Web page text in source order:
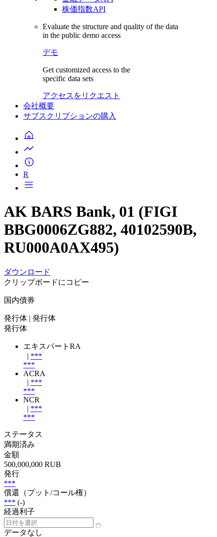
株価指数API
Evaluate the structure and quality of the data
in the public demo access
デモ
Get customized access to the
specific data sets
アクセスをリクエスト
会社概要
サブスクリプションの購入
R
AK BARS Bank, 01 (FIGI
BBG0006ZG882, 40102590B,
RU000A0AX495)
ダウンロード
クリップボードにコピー
国内債券
発行体 | 発行体
発行体
エキスパートRA
| ***
***
ACRA
| ***
***
NCR
| ***
***
ステータス
満期済み
金額
500,000,000 RUB
発行
***
償還（プット/コール権）
*** (-)
経過利子
データなし